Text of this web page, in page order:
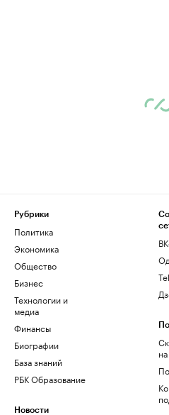
Рубрики
Политика
Экономика
Общество
Бизнес
Технологии и
медиа
Финансы
Биографии
База знаний
РБК Образование
Новости